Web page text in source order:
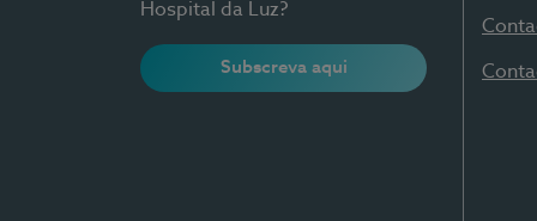
Hospital da Luz?
Subscreva aqui